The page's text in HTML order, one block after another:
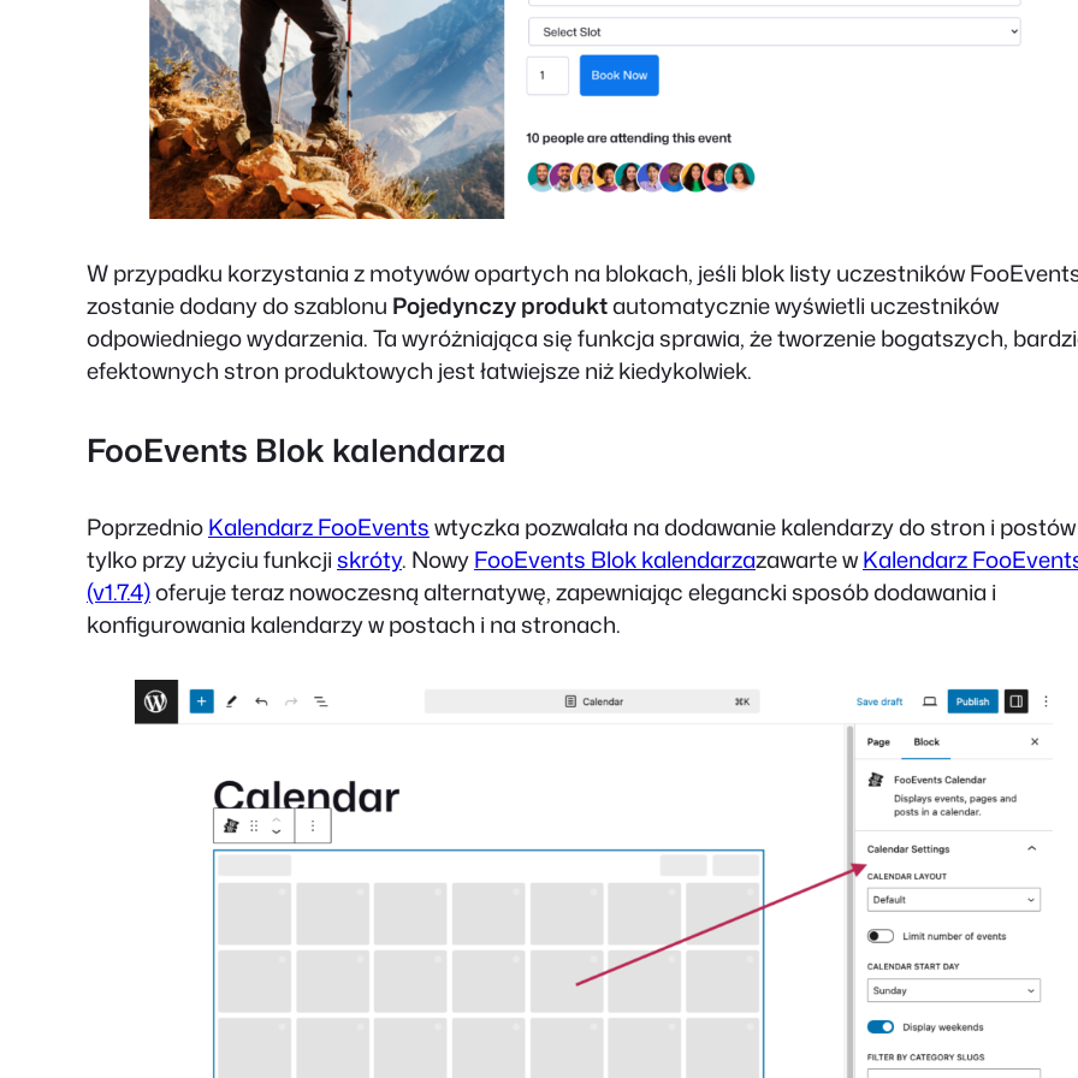
W przypadku korzystania z motywów opartych na blokach, jeśli blok listy uczestników
zostanie dodany do szablonu Pojedynczy produktautomatycznie wyświetli uczestników
odpowiedniego wydarzenia. Ta wyróżniająca się funkcja sprawia, że tworzenie bogatszych,
efektownych stron produktowych jest łatwiejsze niż kiedykolwiek.
FooEvents Blok kalendarza
PoprzednioKalendarz FooEventswtyczka pozwalała na dodawanie kalendarzy do stron i postów
tylko przy użyciu funkcjiskróty. NowyFooEvents Blok kalendarzazawarte wKalendarz
(v1.7.4)oferuje teraz nowoczesną alternatywę, zapewniając elegancki sposób dodawania i
konfigurowania kalendarzy w postach i na stronach.